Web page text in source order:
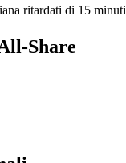
ritardati di 15 minuti
Share